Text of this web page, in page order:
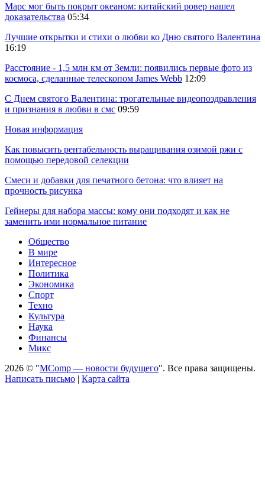
Марс мог быть покрыт океаном: китайский ровер нашел
доказательства 05:34
Лучшие открытки и стихи о любви ко Дню святого Валентина
16:19
Расстояние - 1,5 млн км от Земли: появились первые фото из
космоса, сделанные телескопом James Webb 12:09
С Днем святого Валентина: трогательные видеопоздравления
и признания в любви в смс 09:59
Новая информация
Как повысить рентабельность выращивания озимой ржи с
помощью передовой селекции
Смеси и добавки для печатного бетона: что влияет на
прочность рисунка
Гейнеры для набора массы: кому они подходят и как не
заменить ими нормальное питание
Общество
В мире
Интересное
Политика
Экономика
Спорт
Техно
Культура
Наука
Финансы
Микс
2026 © "MComp — новости будущего". Все права защищены.
Написать письмо | Карта сайта